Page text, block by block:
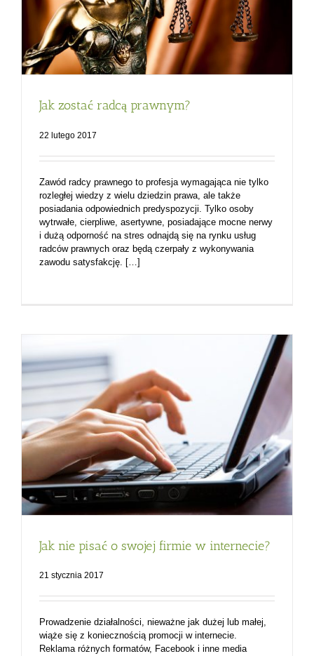
Jak zostać radcą prawnym?
22 lutego 2017
Zawód radcy prawnego to profesja wymagająca nie tylko
rozległej wiedzy z wielu dziedzin prawa, ale także
posiadania odpowiednich predyspozycji. Tylko osoby
wytrwałe, cierpliwe, asertywne, posiadające mocne nerwy
i dużą odporność na stres odnajdą się na rynku usług
radców prawnych oraz będą czerpały z wykonywania
zawodu satysfakcję. […]
Jak nie pisać o swojej firmie w internecie?
21 stycznia 2017
Prowadzenie działalności, nieważne jak dużej lub małej,
wiąże się z koniecznością promocji w internecie.
Reklama różnych formatów, Facebook i inne media